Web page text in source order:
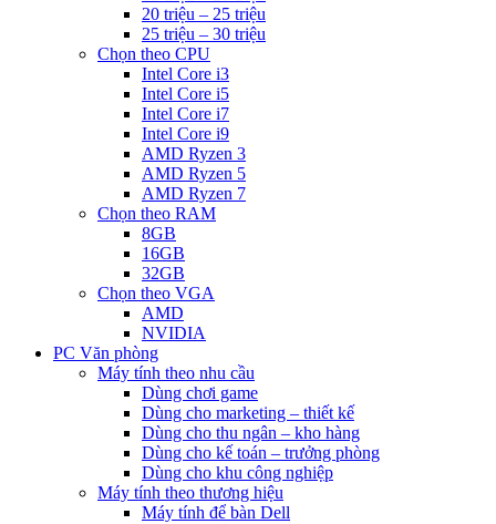
20 triệu – 25 triệu
25 triệu – 30 triệu
Chọn theo CPU
Intel Core i3
Intel Core i5
Intel Core i7
Intel Core i9
AMD Ryzen 3
AMD Ryzen 5
AMD Ryzen 7
Chọn theo RAM
8GB
16GB
32GB
Chọn theo VGA
AMD
NVIDIA
PC Văn phòng
Máy tính theo nhu cầu
Dùng chơi game
Dùng cho marketing – thiết kế
Dùng cho thu ngân – kho hàng
Dùng cho kế toán – trưởng phòng
Dùng cho khu công nghiệp
Máy tính theo thương hiệu
Máy tính để bàn Dell